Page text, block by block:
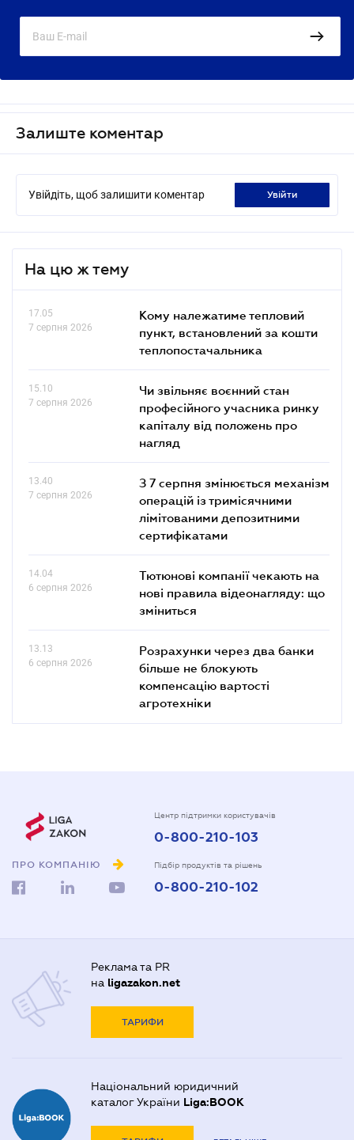
Залиште коментар
Увійдіть, щоб залишити коментар увійти
На цю ж тему
17.05
7 серпня 2026
Кому належатиме тепловий
пункт, встановлений за кошти
теплопостачальника
15.10
7 серпня 2026
Чи звільняє воєнний стан
професійного учасника ринку
капіталу від положень про
нагляд
13.40
7 серпня 2026
З 7 серпня змінюється механізм
операцій із тримісячними
лімітованими депозитними
сертифікатами
14.04
6 серпня 2026
Тютюнові компанії чекають на
нові правила відеонагляду: що
зміниться
13.13
6 серпня 2026
Розрахунки через два банки
більше не блокують
компенсацію вартості
агротехніки
ПРО КОМПАНІЮ
Центр підтримки користувачів
0-800-210-103
Підбір продуктів та рішень
0-800-210-102
Реклама та PR
на ligazakon.net
ТАРИФИ
Національний юридичний
каталог України Liga:BOOK